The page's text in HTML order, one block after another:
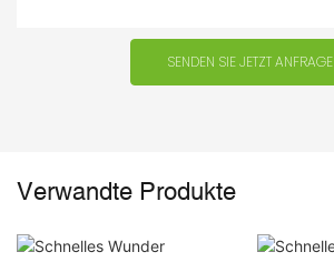
SENDEN SIE JETZT ANFRAGE
Verwandte Produkte